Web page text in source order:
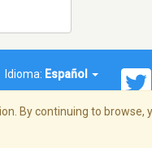
Idioma: Español
By continuing to browse,